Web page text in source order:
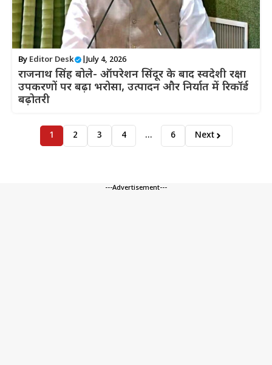
By Editor Desk July 4, 2026
राजनाथ सिंह बोले- ऑपरेशन सिंदूर के बाद स्वदेशी रक्षा
उपकरणों पर बढ़ा भरोसा, उत्पादन और निर्यात में रिकॉर्ड
बढ़ोतरी
1 2 3 4 … 6 Next
---Advertisement---